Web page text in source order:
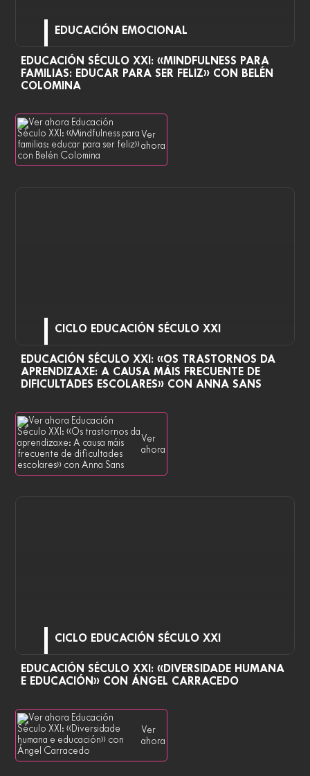
EDUCACIÓN EMOCIONAL
EDUCACIÓN SÉCULO XXI: «MINDFULNESS PARA
FAMILIAS: EDUCAR PARA SER FELIZ» CON BELÉN
COLOMINA
Ver
ahora
CICLO EDUCACIÓN SÉCULO XXI
EDUCACIÓN SÉCULO XXI: «OS TRASTORNOS DA
APRENDIZAXE: A CAUSA MÁIS FRECUENTE DE
DIFICULTADES ESCOLARES» CON ANNA SANS
Ver
ahora
CICLO EDUCACIÓN SÉCULO XXI
EDUCACIÓN SÉCULO XXI: «DIVERSIDADE HUMANA
E EDUCACIÓN» CON ÁNGEL CARRACEDO
Ver
ahora